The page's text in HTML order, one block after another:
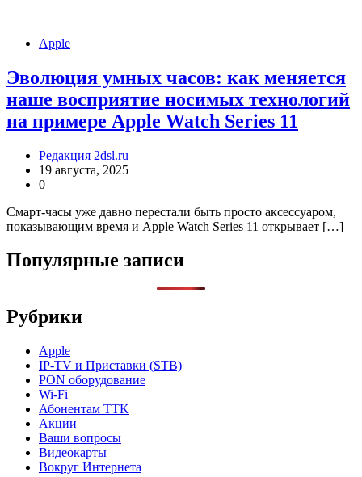
Apple
Эволюция умных часов: как меняется
наше восприятие носимых технологий
на примере Apple Watch Series 11
Редакция 2dsl.ru
19 августа, 2025
0
Смарт-часы уже давно перестали быть просто аксессуаром,
показывающим время и Apple Watch Series 11 открывает […]
Популярные записи
Рубрики
Apple
IP-TV и Приставки (STB)
PON оборудование
Wi-Fi
Абонентам TTK
Акции
Ваши вопросы
Видеокарты
Вокруг Интернета